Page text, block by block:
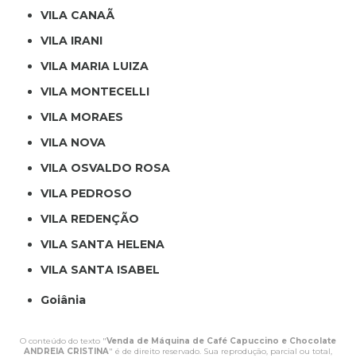
VILA CANAÃ
VILA IRANI
VILA MARIA LUIZA
VILA MONTECELLI
VILA MORAES
VILA NOVA
VILA OSVALDO ROSA
VILA PEDROSO
VILA REDENÇÃO
VILA SANTA HELENA
VILA SANTA ISABEL
Goiânia
O conteúdo do texto "Venda de Máquina de Café Capuccino e Chocolate
ANDREIA CRISTINA" é de direito reservado. Sua reprodução, parcial ou total,